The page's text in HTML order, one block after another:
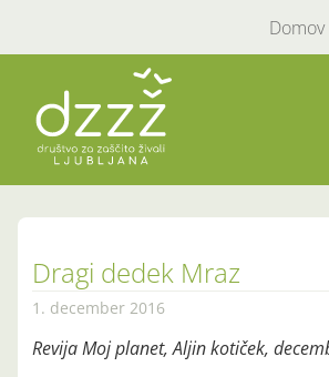
Domov
Dragi dedek Mraz
1. december 2016
Revija Moj planet, Aljin kotiček,